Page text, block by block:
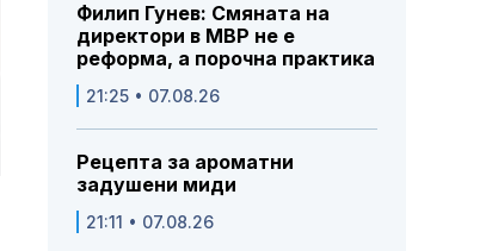
Филип Гунев: Смяната на
директори в МВР не е
реформа, а порочна практика
21:25 • 07.08.26
Рецепта за ароматни
задушени миди
21:11 • 07.08.26